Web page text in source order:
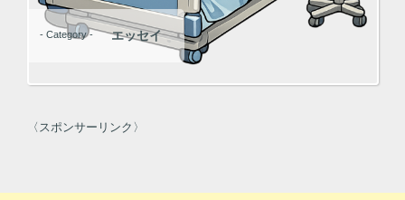
- Category - エッセイ
〈スポンサーリンク〉